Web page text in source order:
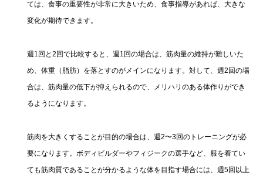
ては、食事の重要性が非常に大きいため、食事指導があれば、大きな
変化が期待できます。
週1回と2回で比較すると、週1回の場合は、筋肉量の維持が難しいた
め、体重（脂肪）を落とすのがメインになります。対して、週2回の場
合は、筋肉量の低下が抑えられるので、メリハリのある体作りができ
るようになります。
筋肉を大きくすることが目的の場合は、週2〜3回のトレーニングが必
要になります。ボディビルダーやフィジークの選手など、服を着てい
ても筋肉質であることが分かるような体を目指す場合には、週5回以上